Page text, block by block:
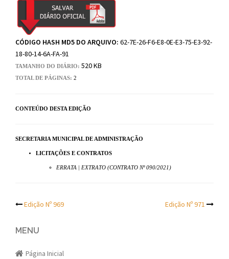
CÓDIGO HASH MD5 DO ARQUIVO: 62-7E-26-F6-E8-0E-E3-75-E3-92-
18-80-14-6A-FA-91
TAMANHO DO DIÁRIO: 520 KB
TOTAL DE PÁGINAS: 2
CONTEÚDO DESTA EDIÇÃO
SECRETARIA MUNICIPAL DE ADMINISTRAÇÃO
LICITAÇÕES E CONTRATOS
ERRATA | EXTRATO (CONTRATO Nº 090/2021)
Post
navigation
Edição Nº 969 Edição Nº 971
MENU
Página Inicial